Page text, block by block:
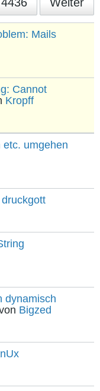
Mails
Cannot
Kropff
umgehen
druckgott
dynamisch
Bigzed